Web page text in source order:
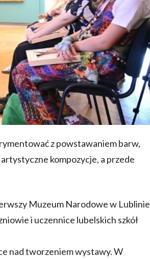
z powstawaniem barw,
kompozycje, a przede
Muzeum Narodowe w Lublinie
i uczennice lubelskich szkół
nad tworzeniem wystawy. W